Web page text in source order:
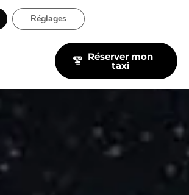
Réserver mon
taxi
Réglages